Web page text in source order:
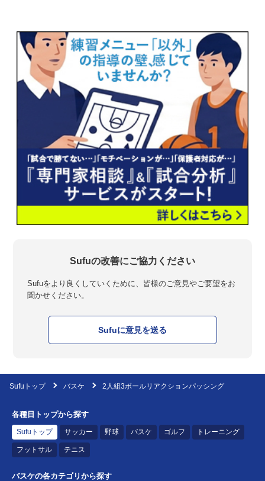
Sufuの改善にご協力ください
Sufuをより良くしていくために、皆様のご意見やご要望をお
聞かせください。
Sufuに意見を送る
Sufuトップ バスケ 2人組3ボールリアクションパッシング
各種目トップから探す
Sufuトップ サッカー 野球 バスケ ゴルフ トレーニング
フットサル テニス
バスケの各カテゴリから探す